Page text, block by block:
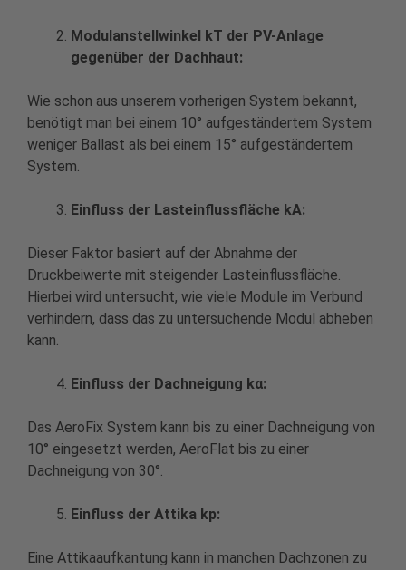
Modulanstellwinkel kT der PV-Anlage
gegenüber der Dachhaut:
Wie schon aus unserem vorherigen System bekannt,
benötigt man bei einem 10° aufgeständertem System
weniger Ballast als bei einem 15° aufgeständertem
System.
Einfluss der Lasteinflussfläche kA:
Dieser Faktor basiert auf der Abnahme der
Druckbeiwerte mit steigender Lasteinflussfläche.
Hierbei wird untersucht, wie viele Module im Verbund
verhindern, dass das zu untersuchende Modul abheben
kann.
Einfluss der Dachneigung kα:
Das AeroFix System kann bis zu einer Dachneigung von
10° eingesetzt werden, AeroFlat bis zu einer
Dachneigung von 30°.
Einfluss der Attika kp:
Eine Attikaaufkantung kann in manchen Dachzonen zu